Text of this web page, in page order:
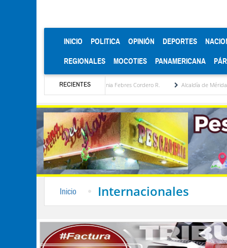
INICIO (CURRENT)
POLITICA OPINIÓN DEPORTES
REGIONALES MOCOTIES PANAMERICANA
RECIENTES
por María Eugenia Febres Cordero R. Alcaldía de Mérida consolida acuerdos
Inicio Internacionales